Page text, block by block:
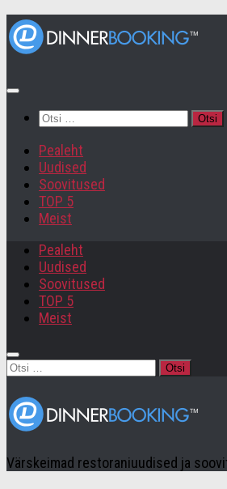
Otsi:
Pealeht
Uudised
Soovitused
TOP 5
Meist
Pealeht
Uudised
Soovitused
TOP 5
Meist
Otsi:
Värskeimad restoraniuudised ja